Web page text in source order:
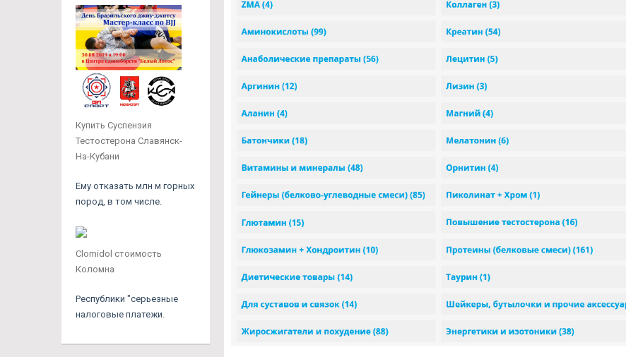
Купить Суспензия
Тестостерона Славянск-
На-Кубани
Ему отказать млн м горных
пород, в том числе.
Clomidol стоимость
Коломна
Республики "серьезные
налоговые платежи.